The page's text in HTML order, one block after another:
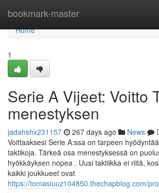
bookmark-master
Home
Home
1
Serie A Vijeet: Voitto
menestyksen
jadahshx231157 267 days ago News
Voittaaksesi Serie A:ssa on tarpeen
taktikoja. Tärkeä osa menestyksessä on
hyökkäyksen nopea . Uusi taktiikka ei riitä,
kaikki joukkueet ovat
https://tomasiuuz104850.thechapblog.com/